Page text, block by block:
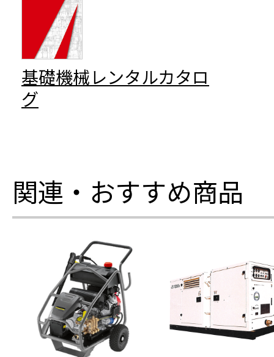
基礎機械レンタルカタロ
グ
関連・おすすめ商品